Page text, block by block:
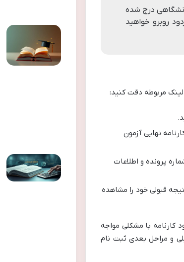
درج شده
روبرو خواهید
لینک مربوطه دقت کنید:
نهایی آزمون
پرونده و اطلاعات
قبولی خود را مشاهده
کارنامه با مشکلی مواجه
و مراحل بعدی ثبت نام